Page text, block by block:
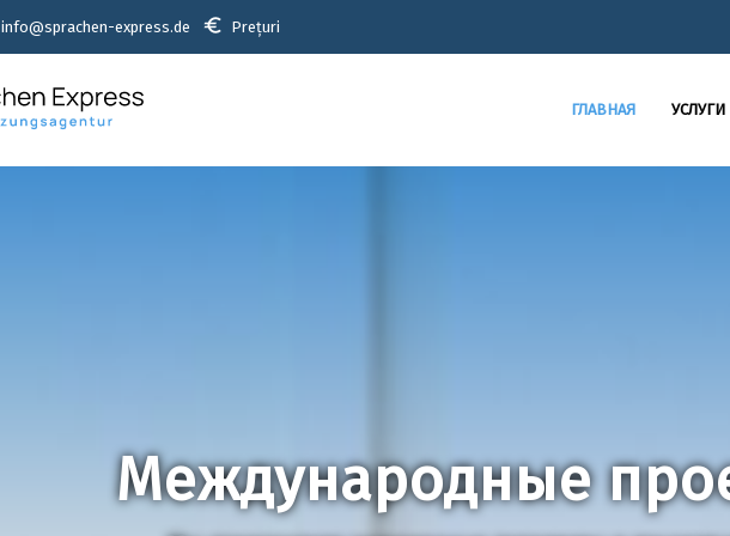
info@sprachen-express.de euro Prețuri
ГЛАВНАЯ УСЛУГИ
Международные